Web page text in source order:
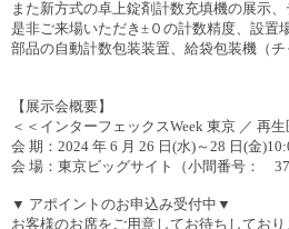
また新方式の卓上錠剤計数充填機の展示、
是非ご来場いただき±０の計数精度、設置
部品の自動計数包装装置、給袋包装機（
【展示会概要】
＜＜インターフェックスWeek 東京 ／ 再生
会 期： 2024 年 6 月 26 日 (水)～ 28 日 (金
会 場：東京ビッグサイト（小間番号：
▼ アポイントのお申込み受付中▼
お客様のお席をご用意してお待ちしており